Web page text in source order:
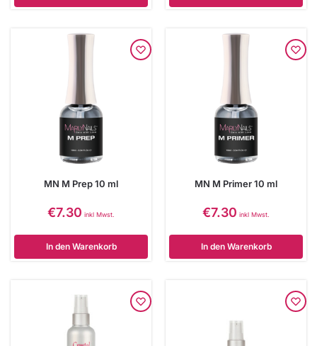
MN M Prep 10 ml
€7.30 inkl Mwst.
In den Warenkorb
MN M Primer 10 ml
€7.30 inkl Mwst.
In den Warenkorb